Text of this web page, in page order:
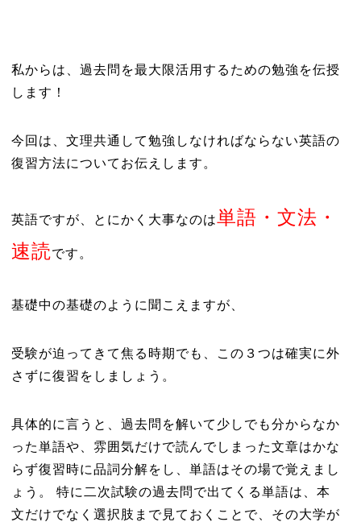
私からは、過去問を最大限活用するための勉強を伝授
します！
今回は、文理共通して勉強しなければならない英語の
復習方法についてお伝えします。
英語ですが、とにかく大事なのは単語・文法・
速読です。
基礎中の基礎のように聞こえますが、
受験が迫ってきて焦る時期でも、この３つは確実に外
さずに復習をしましょう。
具体的に言うと、過去問を解いて少しでも分からなか
った単語や、雰囲気だけで読んでしまった文章はかな
らず復習時に品詞分解をし、単語はその場で覚えまし
ょう。 特に二次試験の過去問で出てくる単語は、本
文だけでなく選択肢まで見ておくことで、その大学が